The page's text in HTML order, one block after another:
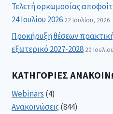
Τελετή ορκωμοσίας
24 Ιουλίου 2026 22 Ιουλίου, 2026
Προκήρυξη θέσεων
εξωτερικό 2027-2028 20
ΚΑΤΗΓΟΡΊΕΣ
Webinars(4)
Ανακοινώσεις(844)